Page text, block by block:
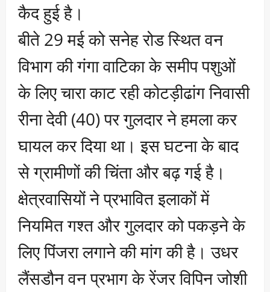
कैद हुई है।
बीते 29 मई को सनेह रोड स्थित वन
विभाग की गंगा वाटिका के समीप पशुओं
के लिए चारा काट रही कोटड़ीढांग निवासी
रीना देवी (40) पर गुलदार ने हमला कर
घायल कर दिया था। इस घटना के बाद
से ग्रामीणों की चिंता और बढ़ गई है।
क्षेत्रवासियों ने प्रभावित इलाकों में
नियमित गश्त और गुलदार को पकड़ने के
लिए पिंजरा लगाने की मांग की है। उधर
लैंसडौन वन प्रभाग के रेंजर विपिन जोशी